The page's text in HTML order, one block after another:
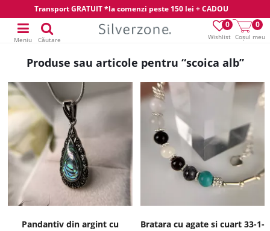
Transport GRATUIT *la comenzi peste 150 lei + CADOU
Wishlist
0
Coșul meu
0
Meniu Căutare
Produse sau articole pentru “scoica alb”
Pandantiv din argint cu
Bratara cu agate si cuart 33-1-